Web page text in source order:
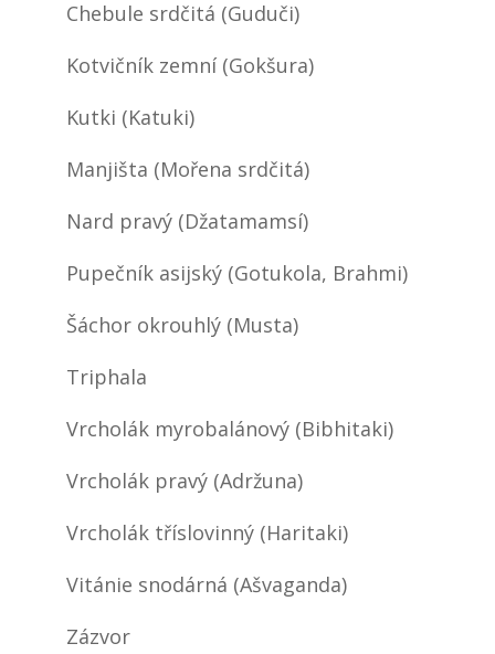
Chebule srdčitá (Guduči)
Kotvičník zemní (Gokšura)
Kutki (Katuki)
Manjišta (Mořena srdčitá)
Nard pravý (Džatamamsí)
Pupečník asijský (Gotukola, Brahmi)
Šáchor okrouhlý (Musta)
Triphala
Vrcholák myrobalánový (Bibhitaki)
Vrcholák pravý (Adržuna)
Vrcholák tříslovinný (Haritaki)
Vitánie snodárná (Ašvaganda)
Zázvor